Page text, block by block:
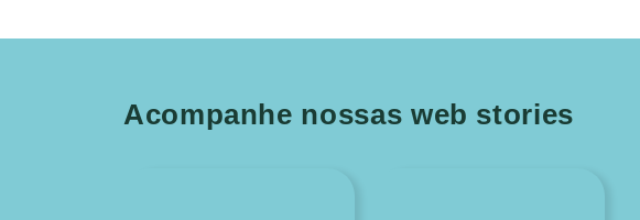
Acompanhe nossas web stories